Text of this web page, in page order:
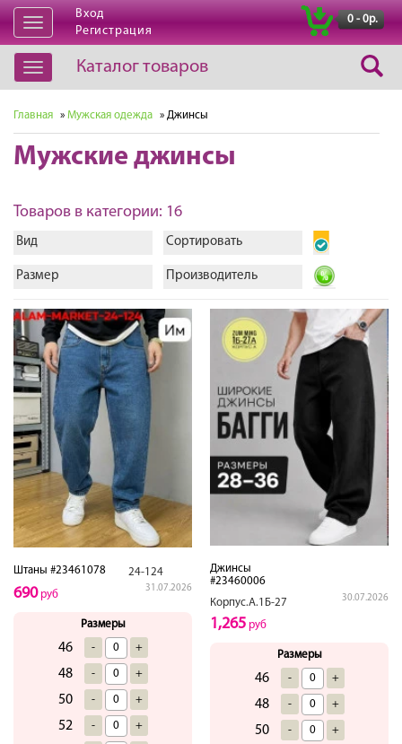
Открыть
навигацию
Вход
Регистрация
0 - 0р.
Открыть
навигацию
Каталог товаров
Главная » Мужская одежда » Джинсы
Мужские джинсы
Товаров в категории: 16
Вид Сортировать
Размер Производитель
Штаны #23461078 24-124
31.07.2026
690руб
Размеры
46 - +
48 - +
50 - +
52 - +
Джинсы
#23460006
Корпус.А.1Б-27
30.07.2026
1,265 руб
Размеры
46 - +
48 - +
50 - +